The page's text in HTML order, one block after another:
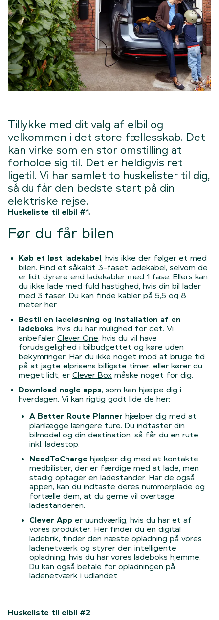
Tillykke med dit valg af elbil og
velkommen i det store fællesskab. Det
kan virke som en stor omstilling at
forholde sig til. Det er heldigvis ret
ligetil. Vi har samlet to huskelister til dig,
så du får den bedste start på din
elektriske rejse.
Huskeliste til elbil #1.
Før du får bilen
Køb et løst ladekabel, hvis ikke der følger et med
bilen. Find et såkaldt 3-faset ladekabel, selvom de
er lidt dyrere end ladekabler med 1 fase. Ellers kan
du ikke lade med fuld hastighed, hvis din bil lader
med 3 faser. Du kan finde kabler på 5,5 og 8
meter her
Bestil en ladeløsning og installation af en
ladeboks, hvis du har mulighed for det. Vi
anbefaler Clever One, hvis du vil have
forudsigelighed i bilbudgettet og køre uden
bekymringer. Har du ikke noget imod at bruge tid
på at jagte elprisens billigste timer, eller kører du
meget lidt, er Clever Box måske noget for dig.
Download nogle apps, som kan hjælpe dig i
hverdagen. Vi kan rigtig godt lide de her:
A Better Route Planner hjælper dig med at
planlægge længere ture. Du indtaster din
bilmodel og din destination, så får du en rute
inkl. ladestop.
NeedToCharge hjælper dig med at kontakte
medbilister, der er færdige med at lade, men
stadig optager en ladestander. Har de også
appen, kan du indtaste deres nummerplade og
fortælle dem, at du gerne vil overtage
ladestanderen.
Clever App er uundværlig, hvis du har et af
vores produkter. Her finder du en digital
ladebrik, finder den næste opladning på vores
ladenetværk og styrer den intelligente
opladning, hvis du har vores ladeboks hjemme.
Du kan også betale for opladningen på
ladenetværk i udlandet
Huskeliste til elbil #2